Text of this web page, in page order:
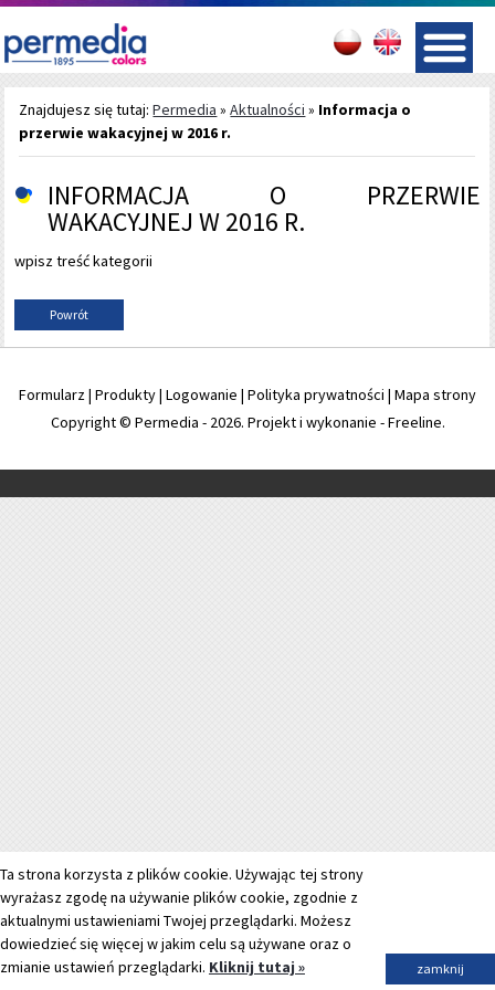
Znajdujesz się tutaj:Permedia »Aktualności » Informacja o
przerwie wakacyjnej w 2016 r.
INFORMACJA O PRZERWIE
WAKACYJNEJ W 2016 R.
wpisz treść kategorii
Powrót
Formularz| Produkty| Logowanie | Polityka prywatności | Mapa strony
Copyright © Permedia - 2026. Projekt i wykonanie -Freeline.
Ta strona korzysta z plików cookie. Używając tej strony
wyrażasz zgodę na używanie plików cookie, zgodnie z
aktualnymi ustawieniami Twojej przeglądarki. Możesz
dowiedzieć się więcej w jakim celu są używane oraz o
zmianie ustawień przeglądarki. Kliknij tutaj » zamknij